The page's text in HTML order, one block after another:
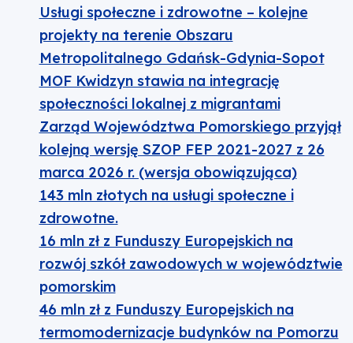
Usługi społeczne i zdrowotne – kolejne
projekty na terenie Obszaru
Metropolitalnego Gdańsk-Gdynia-Sopot
MOF Kwidzyn stawia na integrację
społeczności lokalnej z migrantami
Zarząd Województwa Pomorskiego przyjął
kolejną wersję SZOP FEP 2021-2027 z 26
marca 2026 r. (wersja obowiązująca)
143 mln złotych na usługi społeczne i
zdrowotne.
16 mln zł z Funduszy Europejskich na
rozwój szkół zawodowych w województwie
pomorskim
46 mln zł z Funduszy Europejskich na
termomodernizacje budynków na Pomorzu